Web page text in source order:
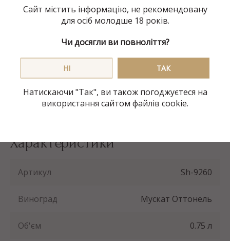
цукру (солодкості), процес бродіння зупиняється
швидким охолодженням до температури -4°C і
Таким чином виходить досягти яскравого
насичення сортового аромату свіжої виноградної
Характеристики
Артикул Sh-9260
Виноград Мускат Оттонель
Об'єм 0.75 л
Сайт містить інформацію, не рекомендовану
для осіб молодше 18 років.
Чи досягли ви повноліття?
НI ТАК
Натискаючи "Так", ви також погоджуєтеся на
використання сайтом файлів cookie.